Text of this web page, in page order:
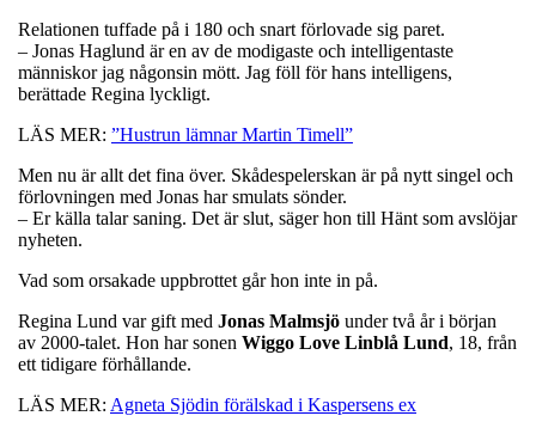
Relationen tuffade på i 180 och snart förlovade sig paret.
– Jonas Haglund är en av de modigaste och intelligentaste
människor jag någonsin mött. Jag föll för hans intelligens,
berättade Regina lyckligt.
LÄS MER: ”Hustrun lämnar Martin Timell”
Men nu är allt det fina över. Skådespelerskan är på nytt singel och
förlovningen med Jonas har smulats sönder.
– Er källa talar saning. Det är slut, säger hon till Hänt som avslöjar
nyheten.
Vad som orsakade uppbrottet går hon inte in på.
Regina Lund var gift med Jonas Malmsjö under två år i början
av 2000-talet. Hon har sonen Wiggo Love Linblå Lund, 18, från
ett tidigare förhållande.
LÄS MER: Agneta Sjödin förälskad i Kaspersens ex